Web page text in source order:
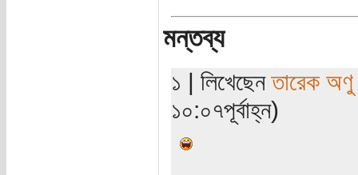
মন্তব্য
১ | লিখেছেনতারেক অণু
১০:০৭পূর্বাহ্ন)